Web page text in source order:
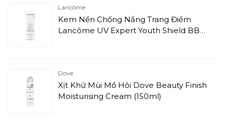
Lancôme
Kem Nền Chống Nắng Trang Điểm
Lancôme UV Expert Youth Shield BB
Dove
Xịt Khử Mùi Mồ Hôi Dove Beauty Finish
Moisturising Cream (150ml)